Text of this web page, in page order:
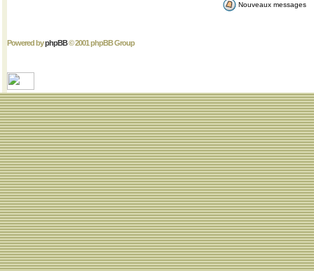
Nouveaux messages
Powered byphpBB© 2001 phpBB Group